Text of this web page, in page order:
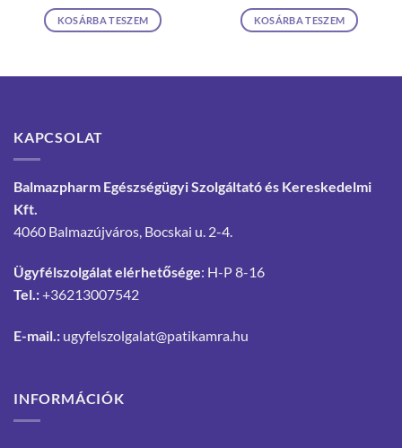
KOSÁRBA TESZEM KOSÁRBA TESZEM
KAPCSOLAT
Balmazpharm Egészségügyi Szolgáltató és Kereskedelmi
Kft.
4060 Balmazújváros, Bocskai u. 2-4.
Ügyfélszolgálat elérhetősége: H-P 8-16
Tel.:+36213007542
E-mail.: ugyfelszolgalat@patikamra.hu
INFORMÁCIÓK